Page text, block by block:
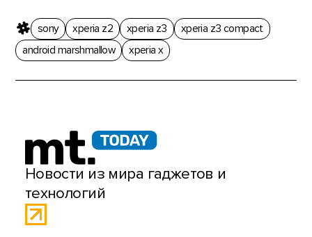
sony xperia z2 xperia z3
xperia z3 compact
android marshmallow
xperia x
Новости из мира гаджетов и
технологий